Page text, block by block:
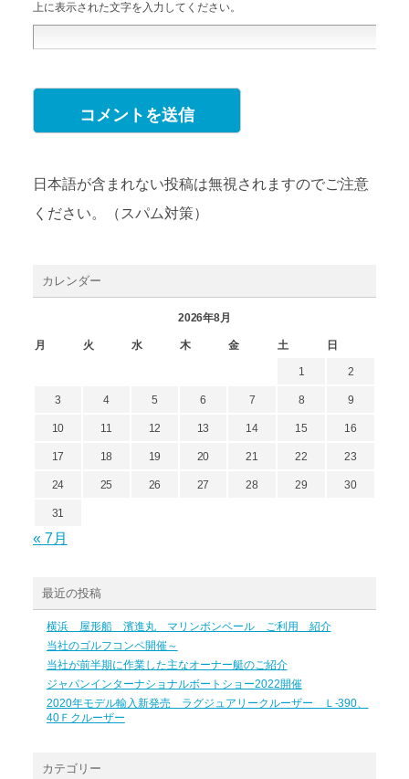
上に表示された文字を入力してください。
日本語が含まれない投稿は無視されますのでご注意
ください。（スパム対策）
カレンダー
2026年8月
月 火 水 木 金 土 日
1 2
3 4 5 6 7 8 9
10 11 12 13 14 15 16
17 18 19 20 21 22 23
24 25 26 27 28 29 30
31
« 7月
最近の投稿
横浜 屋形船 濱進丸 マリンボンベール ご利用 紹介
当社のゴルフコンペ開催～
当社が前半期に作業した主なオーナー艇のご紹介
ジャパンインターナショナルボートショー2022開催
2020年モデル輸入新発売 ラグジュアリークルーザー Ｌ-390、
40Ｆクルーザー
カテゴリー